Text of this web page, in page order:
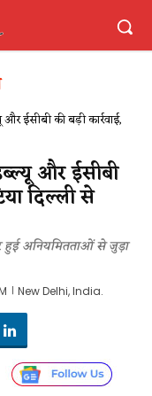
ईसीबी की बड़ी कार्रवाई,
और ईसीबी
दिल्ली से
हुई अनियमितताओं से जुड़ा
New Delhi, India.